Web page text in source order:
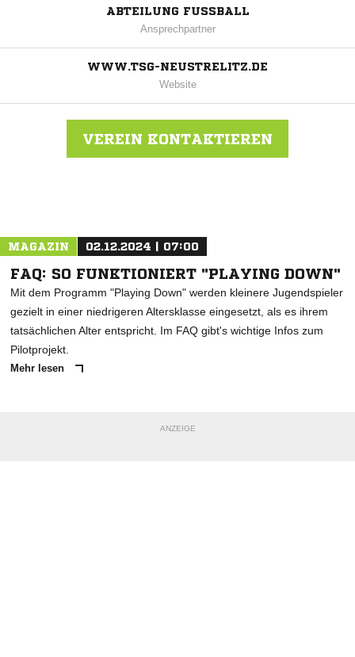
ABTEILUNG FUSSBALL
Ansprechpartner
WWW.TSG-NEUSTRELITZ.DE
Website
VEREIN KONTAKTIEREN
MAGAZIN 02.12.2024 | 07:00
FAQ: SO FUNKTIONIERT "PLAYING DOWN"
Mit dem Programm "Playing Down" werden kleinere Jugendspieler
gezielt in einer niedrigeren Altersklasse eingesetzt, als es ihrem
tatsächlichen Alter entspricht. Im FAQ gibt's wichtige Infos zum
Pilotprojekt.
Mehr lesen
ANZEIGE